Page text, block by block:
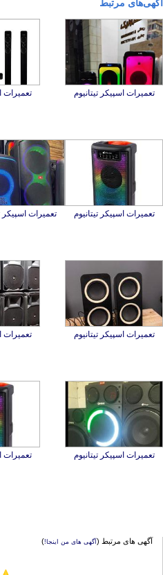
آگهی‌های مرتبط
تعمیرات اسپیکر تیتانیوم تعمیرات
تعمیرات اسپیکر تیتانیوم تعمیرات اسپیکر
تعمیرات اسپیکر تیتانیوم تعمیرات
تعمیرات اسپیکر تیتانیوم تعمیرات
آگهی های مرتبط (آگهی های من اینجا!)